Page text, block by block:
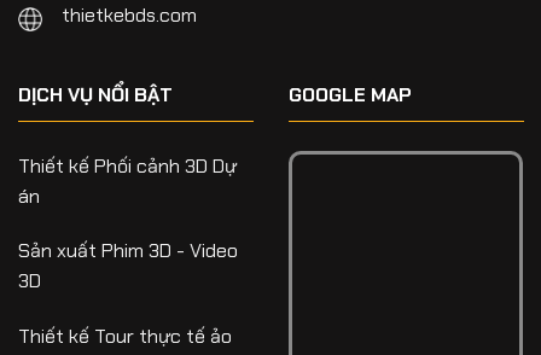
thietkebds.com
DỊCH VỤ NỔI BẬT
Thiết kế Phối cảnh 3D Dự
án
Sản xuất Phim 3D - Video
3D
Thiết kế Tour thực tế ảo
GOOGLE MAP